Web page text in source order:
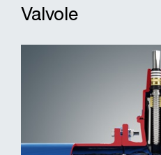
Valvole